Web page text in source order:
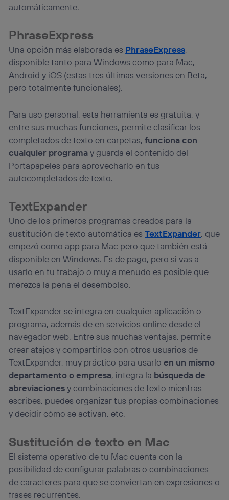
automáticamente.
PhraseExpress
Una opción más elaborada es PhraseExpress,
disponible tanto para Windows como para Mac,
Android y iOS (estas tres últimas versiones en Beta,
pero totalmente funcionales).
Para uso personal, esta herramienta es gratuita, y
entre sus muchas funciones, permite clasificar los
completados de texto en carpetas,funciona con
cualquier programay guarda el contenido del
Portapapeles para aprovecharlo en tus
autocompletados de texto.
TextExpander
Uno de los primeros programas creados para la
sustitución de texto automática esTextExpander, que
empezó como app para Mac pero que también está
disponible en Windows. Es de pago, pero si vas a
usarlo en tu trabajo o muy a menudo es posible que
merezca la pena el desembolso.
TextExpander se integra en cualquier aplicación o
programa, además de en servicios online desde el
navegador web. Entre sus muchas ventajas, permite
crear atajos y compartirlos con otros usuarios de
TextExpander, muy práctico para usarloen un mismo
departamento o empresa, integra la búsqueda de
abreviacionesy combinaciones de texto mientras
escribes, puedes organizar tus propias combinaciones
y decidir cómo se activan, etc.
Sustitución de texto en Mac
El sistema operativo de tu Mac cuenta con la
posibilidad de configurar palabras o combinaciones
de caracteres para que se conviertan en expresiones o
frases recurrentes.